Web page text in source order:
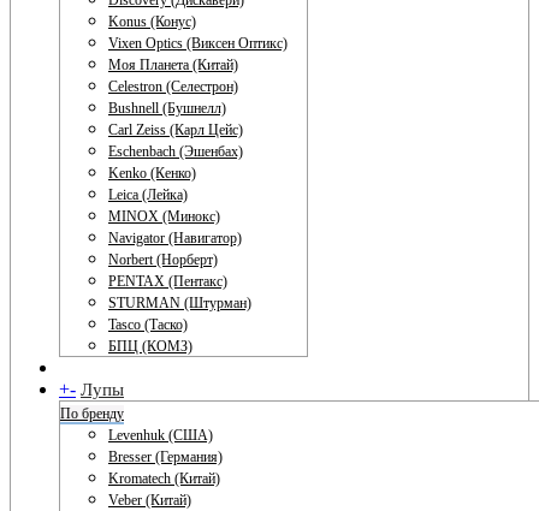
Konus (Конус)
Vixen Optics (Виксен Оптикс)
Моя Планета (Китай)
Celestron (Селестрон)
Bushnell (Бушнелл)
Carl Zeiss (Карл Цейс)
Eschenbach (Эшенбах)
Kenko (Кенко)
Leica (Лейка)
MINOX (Минокс)
Navigator (Навигатор)
Norbert (Норберт)
PENTAX (Пентакс)
STURMAN (Штурман)
Tasco (Таско)
БПЦ (КОМЗ)
+- Лупы
По бренду
Levenhuk (США)
Bresser (Германия)
Kromatech (Китай)
Veber (Китай)